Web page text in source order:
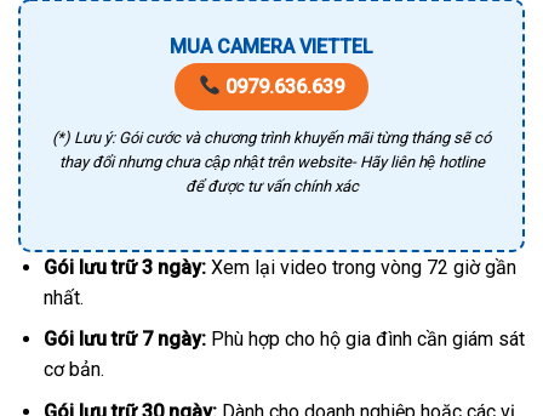
MUA CAMERA VIETTEL
0979.636.639
(*) Lưu ý: Gói cước và chương trình khuyến mãi từng tháng sẽ có
thay đổi nhưng chưa cập nhật trên website- Hãy liên hệ hotline
để được tư vấn chính xác
Gói lưu trữ 3 ngày:Xem lại video trong vòng 72 giờ gần
nhất.
Gói lưu trữ 7 ngày:Phù hợp cho hộ gia đình cần giám sát
cơ bản.